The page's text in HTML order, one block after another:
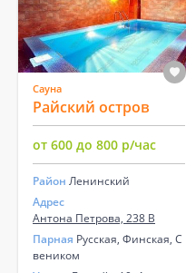
Сауна
Райский остров
от 600 до 800 р/час
Район Ленинский
Адрес
Антона Петрова, 238 В
Парная Русская, Финская, С
веником